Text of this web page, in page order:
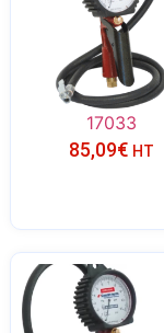
17033
85,09€ HT